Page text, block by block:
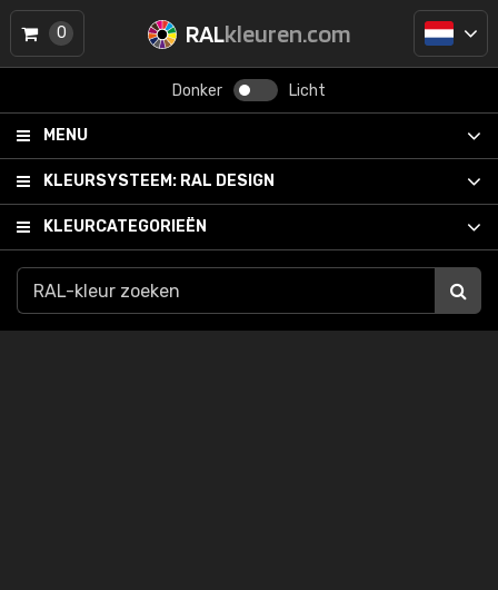
RALkleuren.com
Donker Licht
MENU
KLEURSYSTEEM: RAL DESIGN
KLEURCATEGORIEËN
0